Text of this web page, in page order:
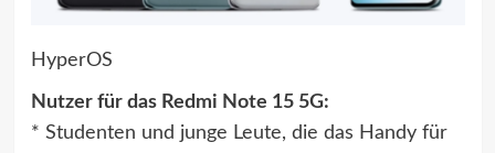
HyperOS
Nutzer für das Redmi Note 15 5G:
* Studenten und junge Leute, die das Handy für